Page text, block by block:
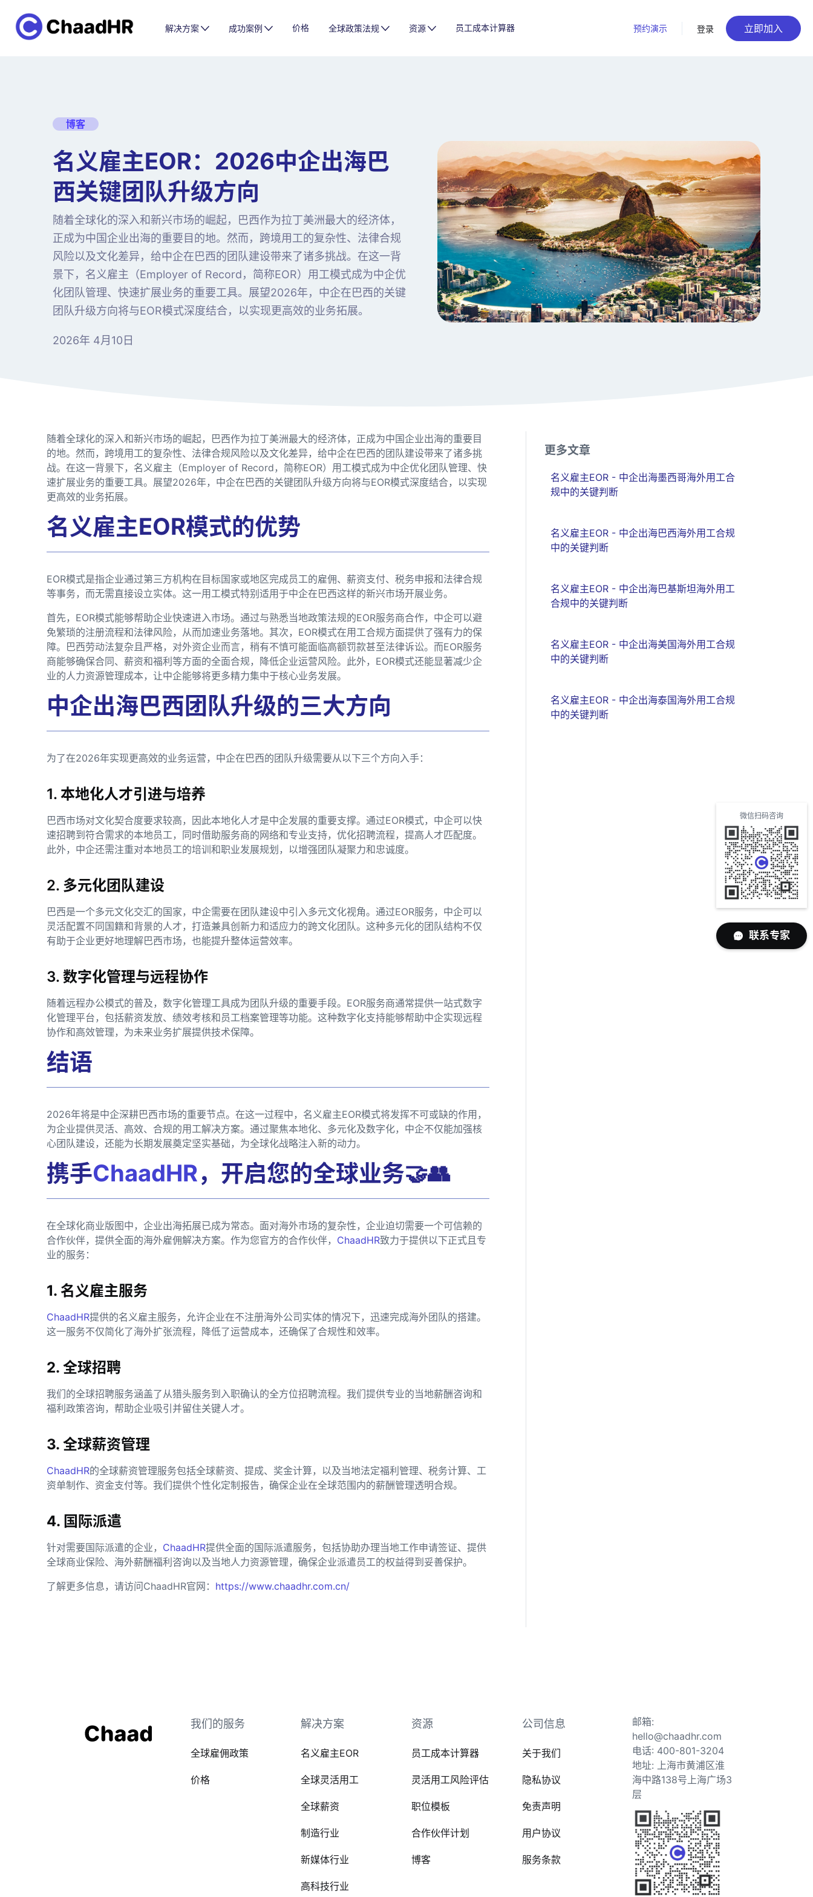
解决方案 成功案例 价格 全球政策法规 资源 员工成本计算器 预约演示 登录 立即加入
博客
名义雇主EOR：2026中企出海巴
西关键团队升级方向
随着全球化的深入和新兴市场的崛起，巴西作为拉丁美洲最大的经济体，
正成为中国企业出海的重要目的地。然而，跨境用工的复杂性、法律合规
风险以及文化差异，给中企在巴西的团队建设带来了诸多挑战。在这一背
景下，名义雇主（Employer of Record，简称EOR）用工模式成为中企优
化团队管理、快速扩展业务的重要工具。展望2026年，中企在巴西的关键
团队升级方向将与EOR模式深度结合，以实现更高效的业务拓展。
2026年 4月10日
随着全球化的深入和新兴市场的崛起，巴西作为拉丁美洲最大的经济体，正成为中国企业出海的重要目
的地。然而，跨境用工的复杂性、法律合规风险以及文化差异，给中企在巴西的团队建设带来了诸多挑
战。在这一背景下，名义雇主（Employer of Record，简称EOR）用工模式成为中企优化团队管理、快
速扩展业务的重要工具。展望2026年，中企在巴西的关键团队升级方向将与EOR模式深度结合，以实现
更高效的业务拓展。
名义雇主EOR模式的优势
EOR模式是指企业通过第三方机构在目标国家或地区完成员工的雇佣、薪资支付、税务申报和法律合规
等事务，而无需直接设立实体。这一用工模式特别适用于中企在巴西这样的新兴市场开展业务。
首先，EOR模式能够帮助企业快速进入市场。通过与熟悉当地政策法规的EOR服务商合作，中企可以避
免繁琐的注册流程和法律风险，从而加速业务落地。其次，EOR模式在用工合规方面提供了强有力的保
障。巴西劳动法复杂且严格，对外资企业而言，稍有不慎可能面临高额罚款甚至法律诉讼。而EOR服务
商能够确保合同、薪资和福利等方面的全面合规，降低企业运营风险。此外，EOR模式还能显著减少企
业的人力资源管理成本，让中企能够将更多精力集中于核心业务发展。
中企出海巴西团队升级的三大方向
为了在2026年实现更高效的业务运营，中企在巴西的团队升级需要从以下三个方向入手：
1. 本地化人才引进与培养
巴西市场对文化契合度要求较高，因此本地化人才是中企发展的重要支撑。通过EOR模式，中企可以快
速招聘到符合需求的本地员工，同时借助服务商的网络和专业支持，优化招聘流程，提高人才匹配度。
此外，中企还需注重对本地员工的培训和职业发展规划，以增强团队凝聚力和忠诚度。
2. 多元化团队建设
巴西是一个多元文化交汇的国家，中企需要在团队建设中引入多元文化视角。通过EOR服务，中企可以
灵活配置不同国籍和背景的人才，打造兼具创新力和适应力的跨文化团队。这种多元化的团队结构不仅
有助于企业更好地理解巴西市场，也能提升整体运营效率。
3. 数字化管理与远程协作
随着远程办公模式的普及，数字化管理工具成为团队升级的重要手段。EOR服务商通常提供一站式数字
化管理平台，包括薪资发放、绩效考核和员工档案管理等功能。这种数字化支持能够帮助中企实现远程
协作和高效管理，为未来业务扩展提供技术保障。
结语
2026年将是中企深耕巴西市场的重要节点。在这一过程中，名义雇主EOR模式将发挥不可或缺的作用，
为企业提供灵活、高效、合规的用工解决方案。通过聚焦本地化、多元化及数字化，中企不仅能加强核
心团队建设，还能为长期发展奠定坚实基础，为全球化战略注入新的动力。
携手ChaadHR，开启您的全球业务🤝👥
在全球化商业版图中，企业出海拓展已成为常态。面对海外市场的复杂性，企业迫切需要一个可信赖的
合作伙伴，提供全面的海外雇佣解决方案。作为您官方的合作伙伴， ChaadHR致力于提供以下正式且专
业的服务：
1. 名义雇主服务
ChaadHR提供的名义雇主服务，允许企业在不注册海外公司实体的情况下，迅速完成海外团队的搭建。
这一服务不仅简化了海外扩张流程，降低了运营成本，还确保了合规性和效率。
2. 全球招聘
我们的全球招聘服务涵盖了从猎头服务到入职确认的全方位招聘流程。我们提供专业的当地薪酬咨询和
福利政策咨询，帮助企业吸引并留住关键人才。
3. 全球薪资管理
ChaadHR的全球薪资管理服务包括全球薪资、提成、奖金计算，以及当地法定福利管理、税务计算、工
资单制作、资金支付等。我们提供个性化定制报告，确保企业在全球范围内的薪酬管理透明合规。
4. 国际派遣
针对需要国际派遣的企业， ChaadHR提供全面的国际派遣服务，包括协助办理当地工作申请签证、提供
全球商业保险、海外薪酬福利咨询以及当地人力资源管理，确保企业派遣员工的权益得到妥善保护。
了解更多信息，请访问ChaadHR官网： https://www.chaadhr.com.cn/
更多文章
名义雇主EOR - 中企出海墨西哥海外用工合
规中的关键判断
名义雇主EOR - 中企出海巴西海外用工合规
中的关键判断
名义雇主EOR - 中企出海巴基斯坦海外用工
合规中的关键判断
名义雇主EOR - 中企出海美国海外用工合规
中的关键判断
名义雇主EOR - 中企出海泰国海外用工合规
中的关键判断
我们的服务
全球雇佣政策
价格
解决方案
名义雇主EOR
全球灵活用工
全球薪资
制造行业
新媒体行业
高科技行业
资源
员工成本计算器
灵活用工风险评估
职位模板
合作伙伴计划
博客
公司信息
关于我们
隐私协议
免责声明
用户协议
服务条款
邮箱:
hello@chaadhr.com
电话: 400-801-3204
地址: 上海市黄浦区淮
海中路138号上海广场3
层
微信扫码咨询
联系专家